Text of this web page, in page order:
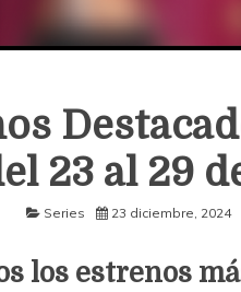
23 al 29
Series 23 diciembre, 2024
los estrenos